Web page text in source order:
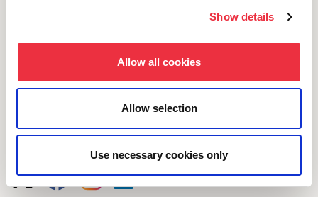
Show details
Allow all cookies
Allow selection
Use necessary cookies only
hybiridinä kuin paikan päälläkin. Eventilla mahdollistaa oman
brändisi mukaisen ilmoittautumisprosessin, automaattisen
tapahtumaviestinnän ja tietoturvallisen osallistujatietojen hallinnan.